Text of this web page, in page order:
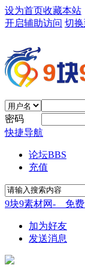
设为首页收藏本站
开启辅助访问 切
密码
快捷导航
论坛BBS
充值
9块9素材网-＿免
加为好友
发送消息